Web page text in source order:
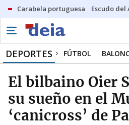
Carabela portuguesa Escudo del
DEPORTES FÚTBOL
El bilbaino Oier
su sueño en el
‘canicross’ de